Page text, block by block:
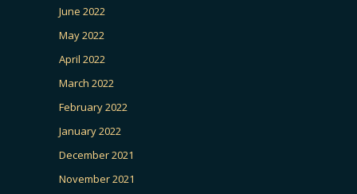
June 2022
May 2022
April 2022
March 2022
February 2022
January 2022
December 2021
November 2021